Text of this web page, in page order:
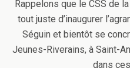
Rappelons que le CSS de
tout juste d’inaugurer
Séguin et bientôt se
Jeunes-Riverains, à Saint-
dans